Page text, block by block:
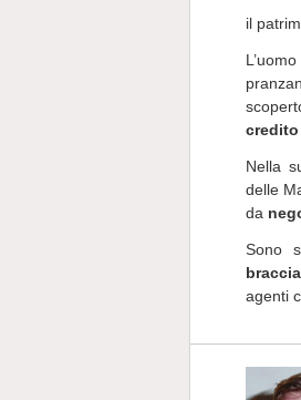
il
credito
Nella
delle
da
Sono
agenti